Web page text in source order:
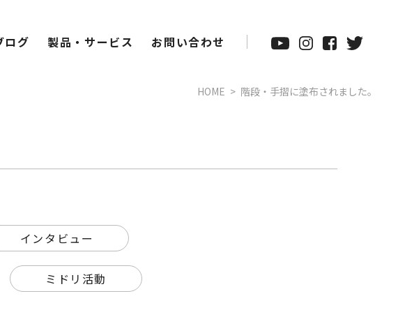
ログ 製品・サービス お問い合わせ
HOME 階段・手摺に塗布されました。
インタビュー
ミドリ活動